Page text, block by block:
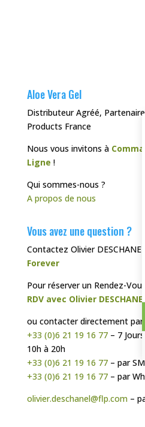
Aloe Vera Gel
Distributeur Agréé,
Products France
Nous vous invitons à
Ligne !
Qui sommes-nous ?
A propos de nous
Vous avez une question ?
Contactez Olivier
Forever
Pour réserver un Rendez-
RDV avec Olivier DESCHANEL
ou contacter directement par :
+33 (0)6 21 19 16 77– 7
10h à 20h
+33 (0)6 21 19 16 77– par
+33 (0)6 21 19 16 77– par
olivier.deschanel@flp.com–